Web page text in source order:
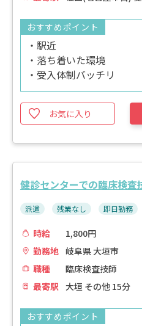
おすすめポイント
・駅近
・落ち着いた環境
・受入体制バッチリ
お気に入り
健診センターでの臨床検査
派遣 残業なし 即日勤務
時給
1,800円
勤務地 岐阜県 大垣市
職種
臨床検査技師
最寄駅 大垣 その他 15分
おすすめポイント